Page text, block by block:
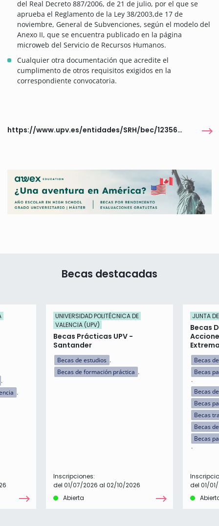
del Real Decreto 887/2006, de 21 de julio, por el que se
aprueba el Reglamento de la Ley 38/2003,de 17 de
noviembre, General de Subvenciones, según el modelo del
Anexo II, que se encuentra publicado en la página
microweb del Servicio de Recursos Humanos.
Cualquier otra documentación que acredite el
cumplimento de otros requisitos exigidos en la
correspondiente convocatoria.
https://www.upv.es/entidades/SRH/bec/1235660normalc.html
Becas destacadas
UNIVERSIDAD POLITÉCNICA DE
VALENCIA (UPV)
Becas Prácticas UPV -
Santander
Becas de estudios
Becas de formación práctica
Inscripciones:
del 01/07/2026 al 02/10/2026
Abierta
JUNTA
Becas
Becas
Becas
Becas
Becas
Becas
Becas
Becas
del 01/